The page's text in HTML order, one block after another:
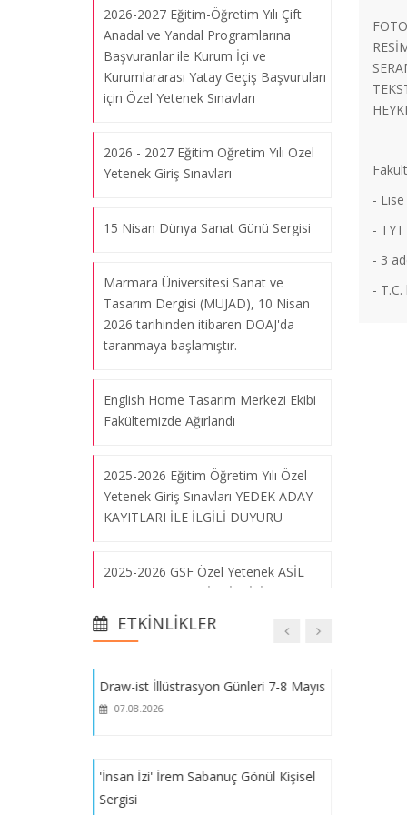
-
-
- 3
-
2026-2027 Eğitim-Öğretim Yılı Çift
Anadal ve Yandal Programlarına
Başvuranlar ile Kurum İçi ve
Kurumlararası Yatay Geçiş Başvuruları
için Özel Yetenek Sınavları
2026 - 2027 Eğitim Öğretim Yılı Özel
Yetenek Giriş Sınavları
15 Nisan Dünya Sanat Günü Sergisi
Marmara Üniversitesi Sanat ve
Tasarım Dergisi (MUJAD), 10 Nisan
2026 tarihinden itibaren DOAJ'da
taranmaya başlamıştır.
English Home Tasarım Merkezi Ekibi
Fakültemizde Ağırlandı
2025-2026 Eğitim Öğretim Yılı Özel
Yetenek Giriş Sınavları YEDEK ADAY
KAYITLARI İLE İLGİLİ DUYURU
2025-2026 GSF Özel Yetenek ASİL
ADAY KAYITLARI İLE İLGİLİ DUYURU
"Tatbiki Bellek" Dökümantasyon
ETKINLIKLER
"Elalem Ne Der" Sergisi
07.08.2026
"Görünür Görünmez Beden" Sergisi
"Statü Krizi" Sergisi
07.08.2026
Cezayir'de Sanat Festivali
Marmara Flüt Orkestrası Konseri
07.08.2026
Draw-ist İllüstrasyon Günleri 7-8 Mayıs
07.08.2026
'İnsan İzi' İrem Sabanuç Gönül Kişisel
Sergisi